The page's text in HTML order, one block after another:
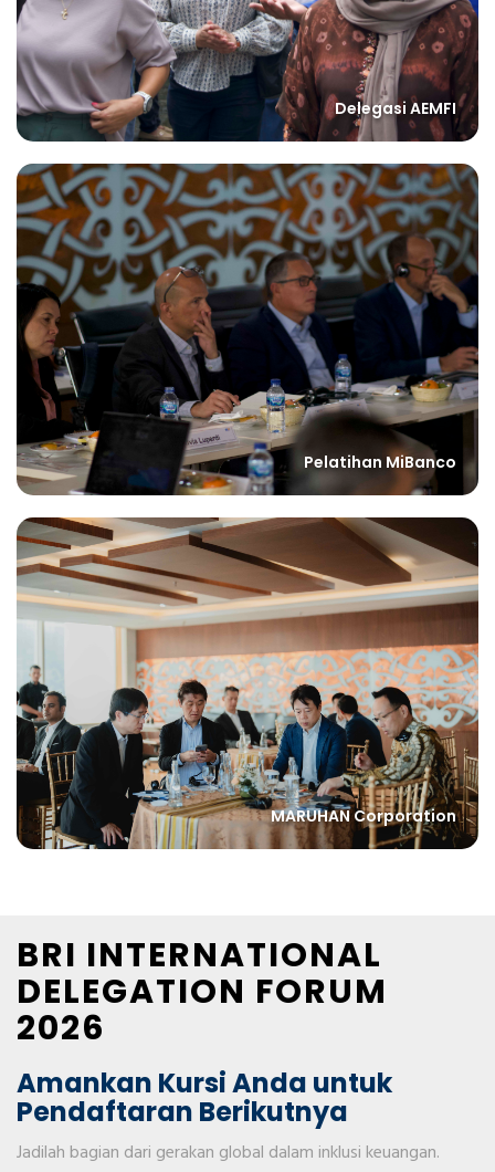
Delegasi AEMFI
Pelatihan MiBanco
MARUHAN Corporation
BRI INTERNATIONAL
DELEGATION FORUM
2026
Amankan Kursi Anda untuk
Pendaftaran Berikutnya
Jadilah bagian dari gerakan global dalam inklusi keuangan.